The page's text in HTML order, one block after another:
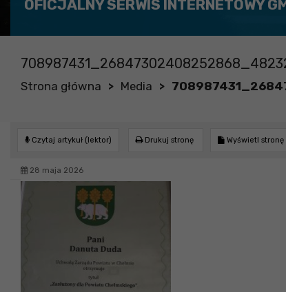
OFICJALNY SERWIS INTERNETOWY
Strona główna > Media >
Czytaj artykuł (lektor) Drukuj stronę Wyświetl
28 maja 2026